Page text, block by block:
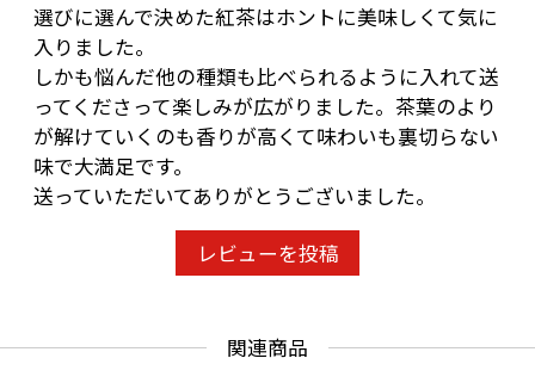
選びに選んで決めた紅茶はホントに美味しくて気に
入りました。
しかも悩んだ他の種類も比べられるように入れて送
ってくださって楽しみが広がりました。茶葉のより
が解けていくのも香りが高くて味わいも裏切らない
味で大満足です。
送っていただいてありがとうございました。
レビューを投稿
関連商品